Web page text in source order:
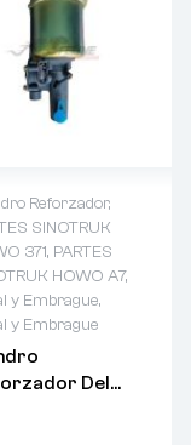
Reforzador,
SINOTRUK
371, PARTES
HOWO A7,
y Embrague,
y Embrague
Del